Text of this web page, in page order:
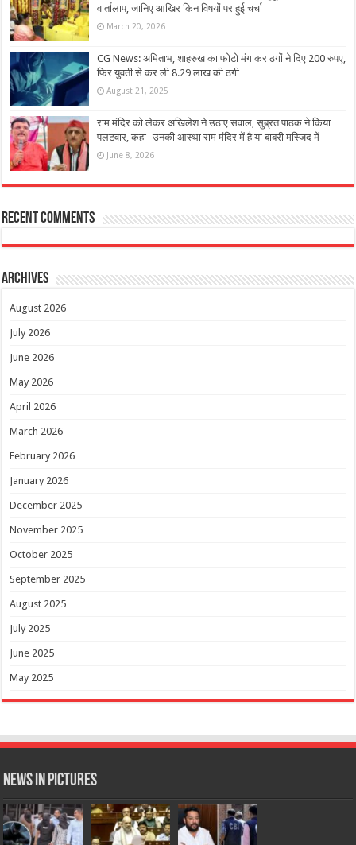
वार्तालाप, जानिए आखिर किन विषयों पर हुई चर्चा
March 20, 2026
CG News: अमिताभ, शाहरुख का फोटो मंगाकर ठगों ने दिए 200 रुपए,
फिर युवती से कर ली 8.29 लाख की ठगी
August 21, 2025
राम मंदिर को लेकर अखिलेश ने उठाए सवाल, सुब्रत पाठक ने किया
पलटवार, कहा- उनकी आस्था राम मंदिर में है या बाबरी मस्जिद में
June 8, 2026
Recent Comments
Archives
August 2026
July 2026
June 2026
May 2026
April 2026
March 2026
February 2026
January 2026
December 2025
November 2025
October 2025
September 2025
August 2025
July 2025
June 2025
May 2025
News in Pictures